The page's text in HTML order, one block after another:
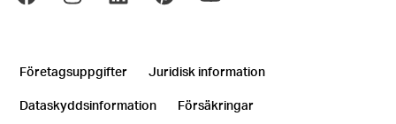
Företagsuppgifter Juridisk information
Dataskyddsinformation Försäkringar